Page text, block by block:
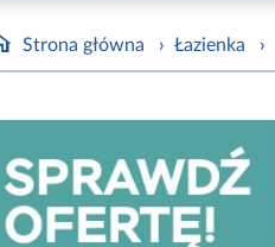
Strona główna › Łazienka ›